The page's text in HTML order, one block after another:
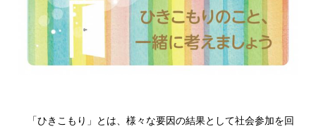
「ひきこもり」とは、様々な要因の結果として社会参加を回